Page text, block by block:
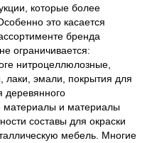
которые более
это касается
бренда
ограничивается:
нитроцеллюлозные,
лаки, эмали, покрытия для
деревянного
материалы и материалы
составы для окраски
мебель. Многие